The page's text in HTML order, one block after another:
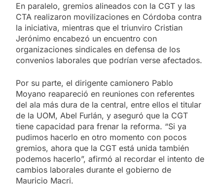
En paralelo, gremios alineados con la CGT y las
CTA realizaron movilizaciones en Córdoba contra
la iniciativa, mientras que el triunviro Cristian
Jerónimo encabezó un encuentro con
organizaciones sindicales en defensa de los
convenios laborales que podrían verse afectados.
Por su parte, el dirigente camionero Pablo
Moyano reapareció en reuniones con referentes
del ala más dura de la central, entre ellos el titular
de la UOM, Abel Furlán, y aseguró que la CGT
tiene capacidad para frenar la reforma. “Si ya
pudimos hacerlo en otro momento con pocos
gremios, ahora que la CGT está unida también
podemos hacerlo”, afirmó al recordar el intento de
cambios laborales durante el gobierno de
Mauricio Macri.